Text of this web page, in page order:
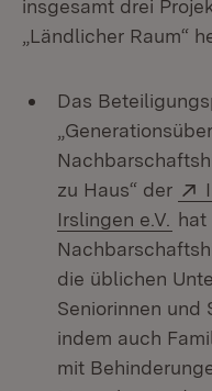
insgesamt drei
„Ländlicher Raum“
Das
zu Haus“ der
Irslingen e.V. hat
die üblichen
Seniorinnen und
indem auch
mit